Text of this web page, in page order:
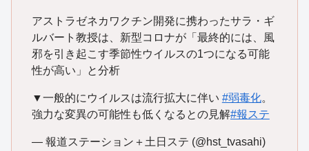
アストラゼネカワクチン開発に携わったサラ・ギ
ルバート教授は、新型コロナが「最終的には、風
邪を引き起こす季節性ウイルスの1つになる可能
性が高い」と分析
▼一般的にウイルスは流行拡大に伴い #弱毒化。
強力な変異の可能性も低くなるとの見解#報ステ
— 報道ステーション＋土日ステ (@hst_tvasahi)